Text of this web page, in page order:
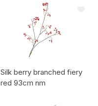
Silk berry branched fiery
red 93cm nm